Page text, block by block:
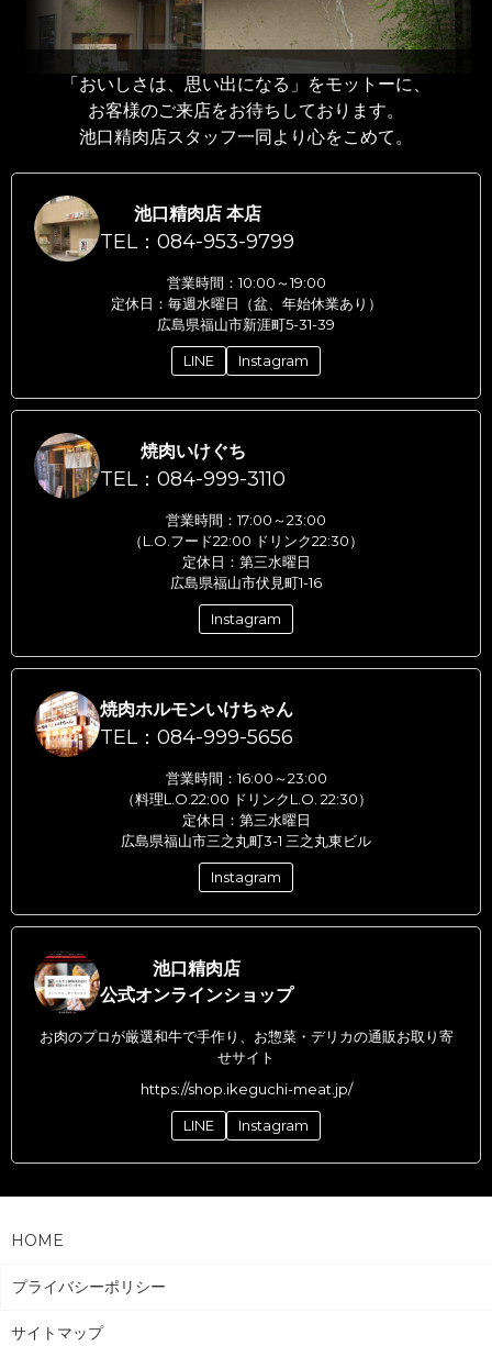
「おいしさは、思い出になる」をモットーに、
お客様のご来店をお待ちしております。
池口精肉店スタッフ一同より心をこめて。
池口精肉店 本店
TEL：084-953-9799
営業時間：10:00～19:00
定休日：毎週水曜日（盆、年始休業あり）
広島県福山市新涯町5-31-39
LINE Instagram
焼肉いけぐち
TEL：084-999-3110
営業時間：17:00～23:00
（L.O.フード22:00 ドリンク22:30）
定休日：第三水曜日
広島県福山市伏見町1-16
Instagram
焼肉ホルモンいけちゃん
TEL：084-999-5656
営業時間：16:00～23:00
（料理L.O.22:00 ドリンクL.O. 22:30）
定休日：第三水曜日
広島県福山市三之丸町3-1 三之丸東ビル
Instagram
池口精肉店
公式オンラインショップ
お肉のプロが厳選和牛で手作り、お惣菜・デリカの通販お取り寄
せサイト
https://shop.ikeguchi-meat.jp/
LINE Instagram
HOME
プライバシーポリシー
サイトマップ